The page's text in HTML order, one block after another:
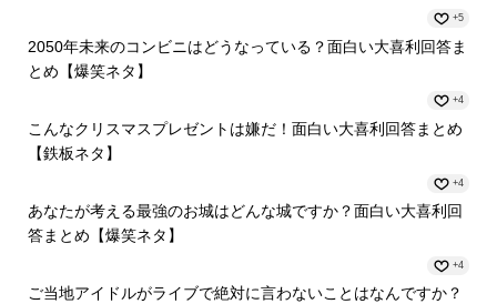
+5
2050年未来のコンビニはどうなっている？面白い大喜利回答ま
とめ【爆笑ネタ】
+4
こんなクリスマスプレゼントは嫌だ！面白い大喜利回答まとめ
【鉄板ネタ】
+4
あなたが考える最強のお城はどんな城ですか？面白い大喜利回
答まとめ【爆笑ネタ】
+4
ご当地アイドルがライブで絶対に言わないことはなんですか？